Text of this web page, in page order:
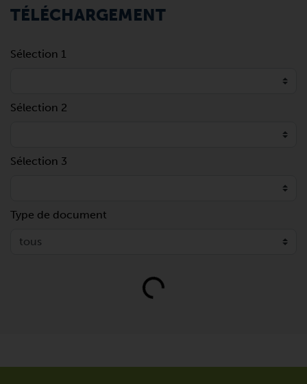
TÉLÉCHARGEMENT
Sélection 1
Sélection 2
Sélection 3
Type de document
Loading...